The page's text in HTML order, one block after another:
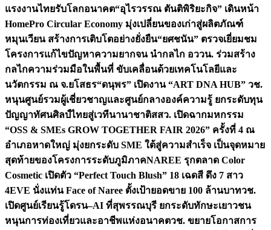
แรงงานไทยรับโลกอนาคต“อุไรวรรณ ตันติพิริยะกิจ” เดินหน้า
HomePro Circular Economy มุ่งเปลี่ยนของเก่าสู่ผลิตภัณฑ์
หมุนเวียน สร้างการเติบโตอย่างยั่งยืน“ยศชนัน” ตรวจเยี่ยมชม
โครงการแก้ไขปัญหาความยากจน นำกลไก อววน. ร่วมสร้าง
กลไกความร่วมมือในพื้นที่ ขับเคลื่อนด้วยเทคโนโลยีและ
นวัตกรรม ณ จ.ยโสธร“ดนุพร” เปิดงาน “ART DNA HUB” วช.
หนุนศูนย์รวมผู้เชี่ยวชาญและศูนย์กลางองค์ความรู้ ยกระดับทุน
ปัญญาทัศนศิลป์ไทยสู่เวทีนานาชาติสสว. เปิดฉากมหกรรม
“OSS & SMEs GROW TOGETHER FAIR 2026” ครั้งที่ 4 ณ
อำเภอหาดใหญ่ มุ่งยกระดับ SME ใต้สู่ความสำเร็จ เป็นจุดหมาย
สุดท้ายของโครงการระดับภูมิภาคNAREE รุกตลาด Color
Cosmetic เปิดตัว “Perfect Touch Blush” 18 เฉดสี ดึง 7 สาว
4EVE นั่งแท่น Face of Naree ตั้งเป้ายอดขาย 100 ล้านบาทวช.
เปิดศูนย์เรียนรู้โดรน–AI ที่สุพรรณบุรี ยกระดับทักษะเยาวชน
หนุนการท่องเที่ยวและอาชีพแห่งอนาคตวช. ขยายโอกาสการ